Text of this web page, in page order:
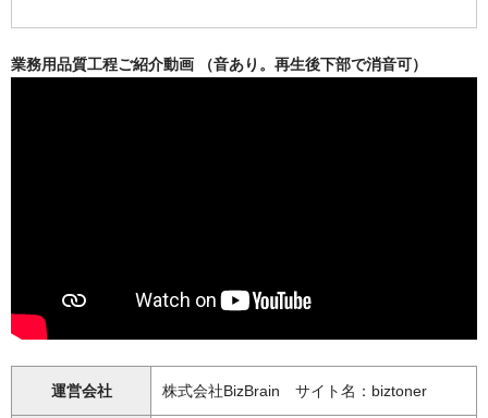
業務用品質工程ご紹介動画 （音あり。再生後下部で消音可）
運営会社 株式会社BizBrain サイト名：biztoner